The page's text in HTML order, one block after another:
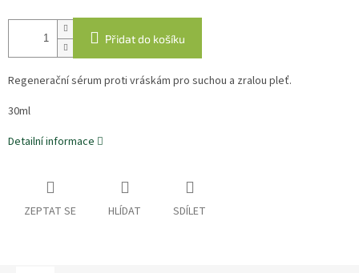
Přidat do košíku
Regenerační sérum proti vráskám pro suchou a zralou pleť.
30ml
Detailní informace
ZEPTAT SE HLÍDAT SDÍLET